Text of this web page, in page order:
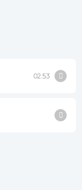
02:53